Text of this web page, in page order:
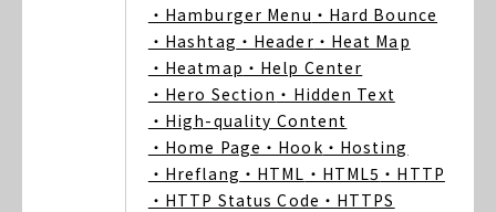
・Hamburger Menu ・Hard Bounce
・Hashtag ・Header ・Heat Map
・Heatmap ・Help Center
・Hero Section ・Hidden Text
・High-quality Content
・Home Page ・Hook ・Hosting
・Hreflang ・HTML ・HTML5 ・HTTP
・HTTP Status Code ・HTTPS